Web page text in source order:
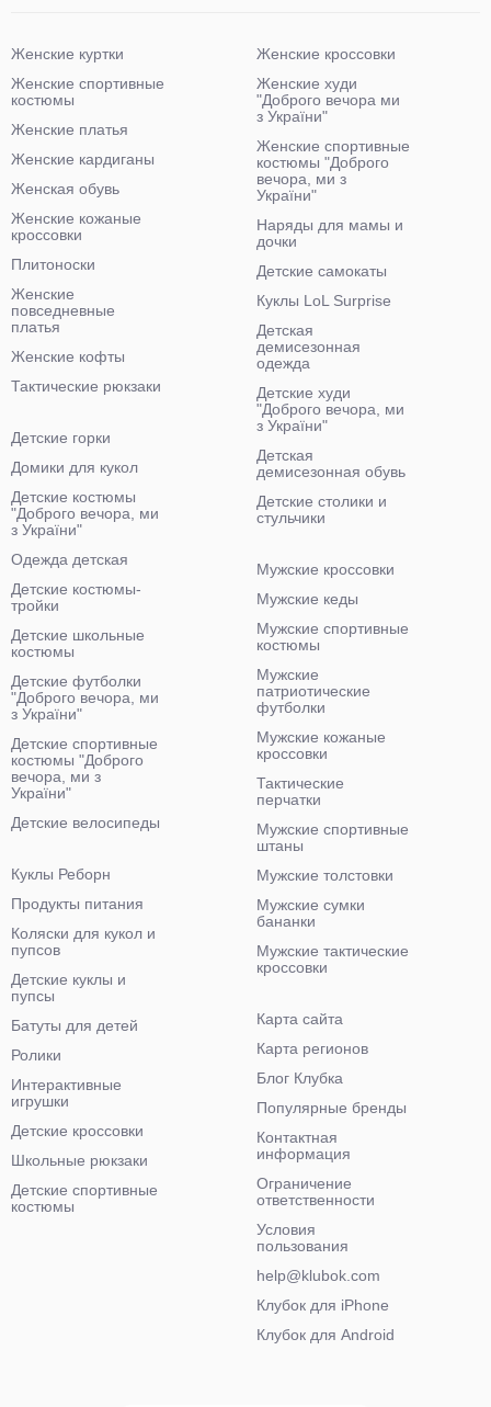
Женские куртки
Женские спортивные
костюмы
Женские платья
Женские кардиганы
Женская обувь
Женские кожаные
кроссовки
Плитоноски
Женские
повседневные
платья
Женские кофты
Тактические рюкзаки
Женские кроссовки
Женские худи
"Доброго вечора ми
з України"
Женские спортивные
костюмы "Доброго
вечора, ми з
України"
Наряды для мамы и
дочки
Детские самокаты
Куклы LoL Surprise
Детская
демисезонная
одежда
Детские худи
"Доброго вечора, ми
з України"
Детская
демисезонная обувь
Детские столики и
стульчики
Детские горки
Домики для кукол
Детские костюмы
"Доброго вечора, ми
з України"
Одежда детская
Детские костюмы-
тройки
Детские школьные
костюмы
Детские футболки
"Доброго вечора, ми
з України"
Детские спортивные
костюмы "Доброго
вечора, ми з
України"
Детские велосипеды
Мужские кроссовки
Мужские кеды
Мужские спортивные
костюмы
Мужские
патриотические
футболки
Мужские кожаные
кроссовки
Тактические
перчатки
Мужские спортивные
штаны
Мужские толстовки
Мужские сумки
бананки
Мужские тактические
кроссовки
Куклы Реборн
Продукты питания
Коляски для кукол и
пупсов
Детские куклы и
пупсы
Батуты для детей
Ролики
Интерактивные
игрушки
Детские кроссовки
Школьные рюкзаки
Детские спортивные
костюмы
Карта сайта
Карта регионов
Блог Клубка
Популярные бренды
Контактная
информация
Ограничение
ответственности
Условия
пользования
help@klubok.com
Клубок для iPhone
Клубок для Android